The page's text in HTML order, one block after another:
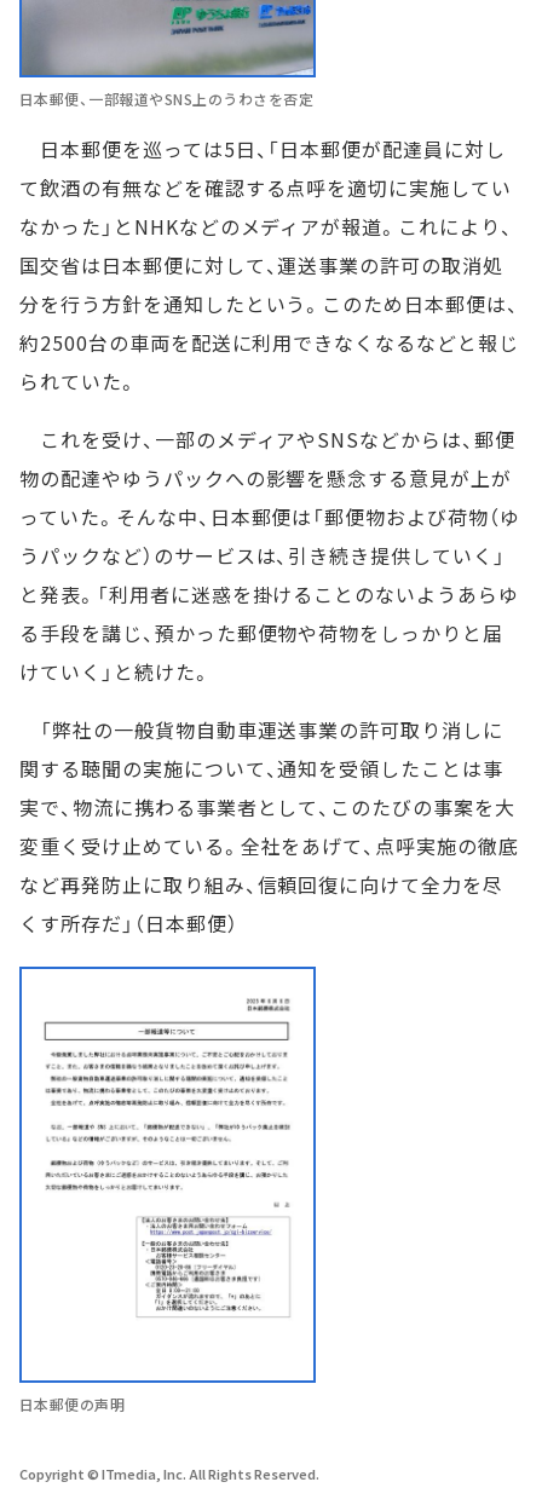
日本郵便、一部報道やSNS上のうわさを否定
日本郵便を巡っては5日、「日本郵便が配達員に対し
て飲酒の有無などを確認する点呼を適切に実施してい
なかった」とNHKなどのメディアが報道。これにより、
国交省は日本郵便に対して、運送事業の許可の取消処
分を行う方針を通知したという。このため日本郵便は、
約2500台の車両を配送に利用できなくなるなどと報じ
られていた。
これを受け、一部のメディアやSNSなどからは、郵便
物の配達やゆうパックへの影響を懸念する意見が上が
っていた。そんな中、日本郵便は「郵便物および荷物（ゆ
うパックなど）のサービスは、引き続き提供していく」
と発表。「利用者に迷惑を掛けることのないようあらゆ
る手段を講じ、預かった郵便物や荷物をしっかりと届
けていく」と続けた。
「弊社の一般貨物自動車運送事業の許可取り消しに
関する聴聞の実施について、通知を受領したことは事
実で、物流に携わる事業者として、このたびの事案を大
変重く受け止めている。全社をあげて、点呼実施の徹底
など再発防止に取り組み、信頼回復に向けて全力を尽
くす所存だ」（日本郵便）
日本郵便の声明
Copyright © ITmedia, Inc. All Rights Reserved.